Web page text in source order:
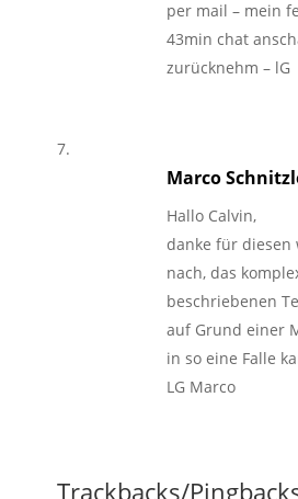
per mail – mein
43min chat
zurücknehm – lG
Marco
Hallo Calvin,
danke für diesen
nach, das
beschriebenen
auf Grund einer
in so eine Falle
LG Marco
Trackbacks/